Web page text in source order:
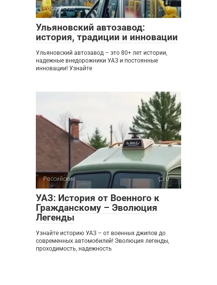
Российские 0
Ульяновский автозавод:
история, традиции и инновации
Ульяновский автозавод – это 80+ лет истории,
надежные внедорожники УАЗ и постоянные
инновации! Узнайте
Российские 0
УАЗ: История от Военного к
Гражданскому – Эволюция
Легенды
Узнайте историю УАЗ – от военных джипов до
современных автомобилей! Эволюция легенды,
проходимость, надежность